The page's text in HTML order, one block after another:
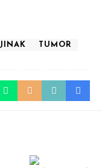
JINAK TUMOR